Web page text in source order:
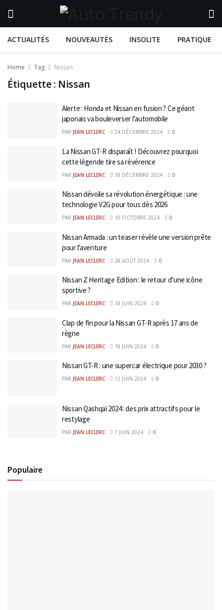
ACTUALITÉS NOUVEAUTÉS INSOLITE PRATIQUE
Home Tag Nissan
Étiquette : Nissan
Alerte : Honda et Nissan en fusion ? Ce géant
japonais va bouleverser l’automobile
PAR JEAN LECLERC 24 DÉCEMBRE 2024 0
La Nissan GT-R disparaît ! Découvrez pourquoi
cette légende tire sa révérence
PAR JEAN LECLERC 18 DÉCEMBRE 2024 0
Nissan dévoile sa révolution énergétique : une
technologie V2G pour tous dès 2026
PAR JEAN LECLERC 10 OCTOBRE 2024 0
Nissan Armada : un teaser révèle une version prête
pour l’aventure
PAR JEAN LECLERC 28 AOÛT 2024 0
Nissan Z Heritage Edition : le retour d’une icône
sportive ?
PAR JEAN LECLERC 18 JUIN 2024 0
Clap de fin pour la Nissan GT-R après 17 ans de
règne
PAR JEAN LECLERC 18 JUIN 2024 0
Nissan GT-R : une supercar électrique pour 2030 ?
PAR JEAN LECLERC 12 JUIN 2024 0
Nissan Qashqai 2024 : des prix attractifs pour le
restylage
PAR JEAN LECLERC 7 JUIN 2024 0
Populaire